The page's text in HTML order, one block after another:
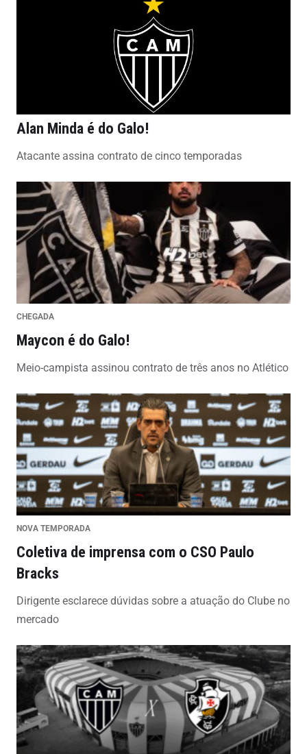
Alan Minda é do Galo!
Atacante assina contrato de cinco temporadas
CHEGADA
Maycon é do Galo!
Meio-campista assinou contrato de três anos no Atlético
NOVA TEMPORADA
Coletiva de imprensa com o CSO Paulo
Bracks
Dirigente esclarece dúvidas sobre a atuação do Clube no
mercado